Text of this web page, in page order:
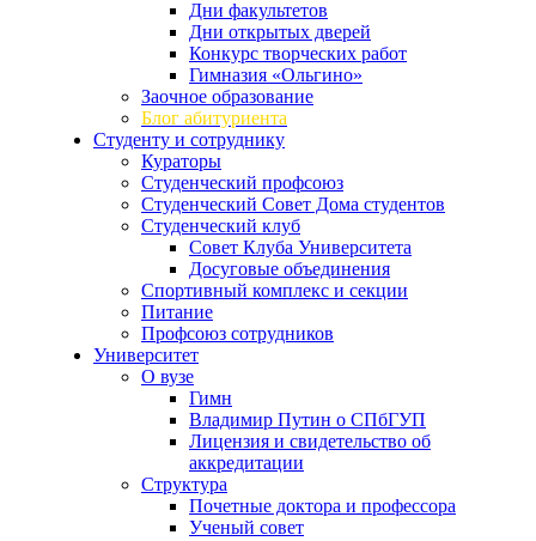
Дни факультетов
Дни открытых дверей
Конкурс творческих работ
Гимназия «Ольгино»
Заочное образование
Блог абитуриента
Студенту и сотруднику
Кураторы
Студенческий профсоюз
Студенческий Совет Дома студентов
Студенческий клуб
Совет Клуба Университета
Досуговые объединения
Спортивный комплекс и секции
Питание
Профсоюз сотрудников
Университет
О вузе
Гимн
Владимир Путин о СПбГУП
Лицензия и свидетельство об
аккредитации
Структура
Почетные доктора и профессора
Ученый совет